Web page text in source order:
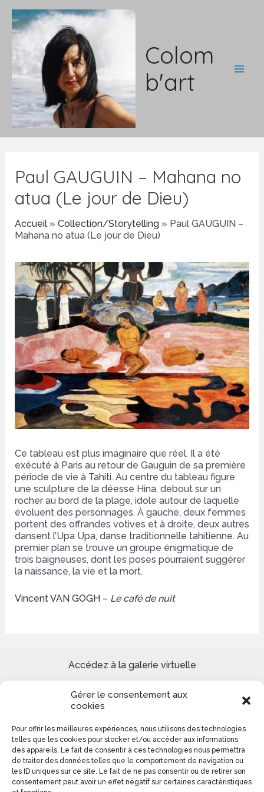
Gérer le consentement aux
cookies
Pour offrir les meilleures expériences, nous utilisons des technologies
telles que les cookies pour stocker et/ou accéder aux informations
des appareils. Le fait de consentir à ces technologies nous permettra
de traiter des données telles que le comportement de navigation ou
les ID uniques sur ce site. Le fait de ne pas consentir ou de retirer son
consentement peut avoir un effet négatif sur certaines caractéristiques
contenu
Colom
b'art
Paul GAUGUIN – Mahana no
atua (Le jour de Dieu)
Accueil» Collection/Storytelling» Paul GAUGUIN –
Mahana no atua (Le jour de Dieu)
Ce tableau est plus imaginaire que réel. Il a été
exécuté à Paris au retour de Gauguin de sa première
période de vie à Tahiti. Au centre du tableau figure
une sculpture de la déesse Hina, debout sur un
rocher au bord de la plage, idole autour de laquelle
évoluent des personnages. À gauche, deux femmes
portent des offrandes votives et à droite, deux autres
dansent l’Upa Upa, danse traditionnelle tahitienne. Au
premier plan se trouve un groupe énigmatique de
trois baigneuses, dont les poses pourraient suggérer
la naissance, la vie et la mort.
Vincent VAN GOGH – Le café de nuit
Accédez à la galerie virtuelle
Site de peinture Reproduction tableaux de Maîtres et
Création paysages urbains et marins
Colomba Ducrot 0613140276